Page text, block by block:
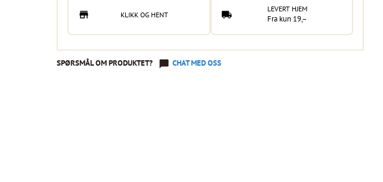
KLIKK OG HENT
LEVERT HJEM
Fra kun 19,–
SPØRSMÅL OM PRODUKTET? CHAT MED OSS